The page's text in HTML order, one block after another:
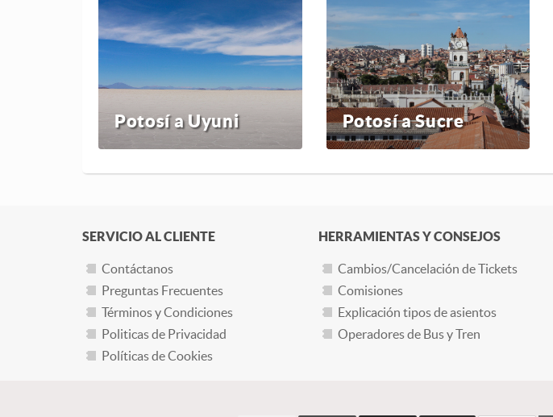
Potosí a Uyuni Potosí a Sucre
SERVICIO AL CLIENTE
Contáctanos
Preguntas Frecuentes
Términos y Condiciones
Politicas de Privacidad
Políticas de Cookies
HERRAMIENTAS Y CONSEJOS
Cambios/Cancelación de Tickets
Comisiones
Explicación tipos de asientos
Operadores de Bus y Tren